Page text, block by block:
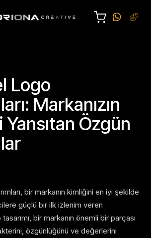
Logo
Markanızın
Yansıtan Özgün
bir markanın kimliğini en iyi şekilde
güçlü bir ilk izlenim veren
bir markanın önemli bir parçası
özgünlüğünü ve değerlerini